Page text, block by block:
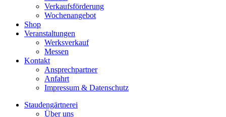
Verkaufsförderung
Wochenangebot
Shop
Veranstaltungen
Werksverkauf
Messen
Kontakt
Ansprechpartner
Anfahrt
Impressum & Datenschutz
Staudengärtnerei
Über uns